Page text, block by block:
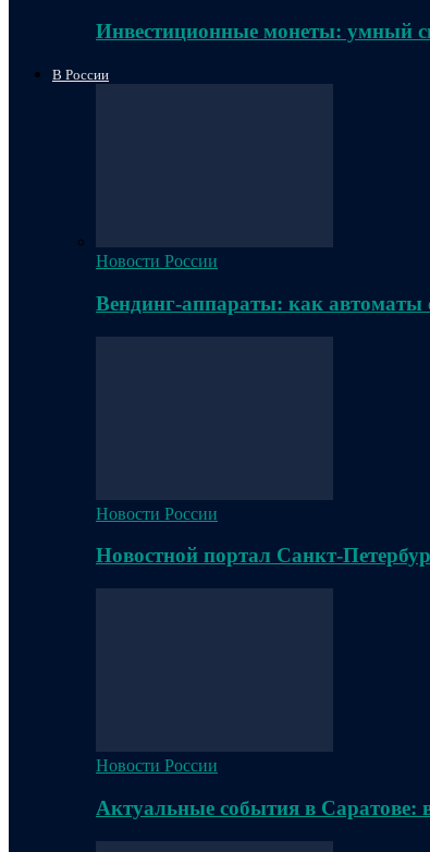
Инвестиционные монеты: умный
В России
Новости России
Вендинг-аппараты: как автоматы
Новости России
Новостной портал Санкт-
Новости России
Актуальные события в Саратове: